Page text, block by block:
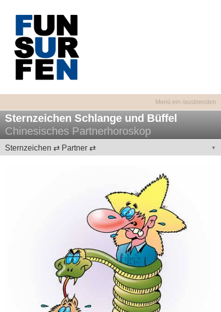
Sternzeichen Schlange und Büffel
Chinesisches Partnerhoroskop
Sternzeichen ⇄ Partner ⇄